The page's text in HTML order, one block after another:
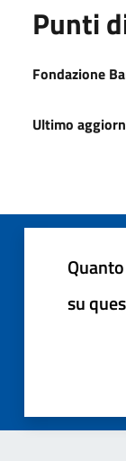
Punti
Fondazione
Ultimo
su